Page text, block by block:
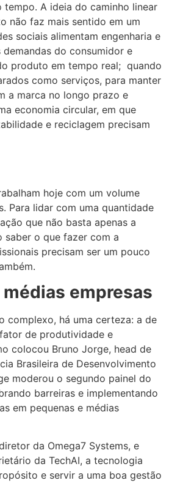
tempo. A ideia do caminho linear
não faz mais sentido em um
sociais alimentam engenharia e
do consumidor e
produto em tempo real; quando
como serviços, para manter
a marca no longo prazo e
economia circular, em que
e reciclagem precisam
hoje com um volume
Para lidar com uma quantidade
que não basta apenas a
saber o que fazer com a
precisam ser um pouco
empresas
complexo, há uma certeza: a de
de produtividade e
colocou Bruno Jorge, head de
Brasileira de Desenvolvimento
moderou o segundo painel do
barreiras e implementando
em pequenas e médias
da Omega7 Systems, e
da TechAI, a tecnologia
e servir a uma boa gestão